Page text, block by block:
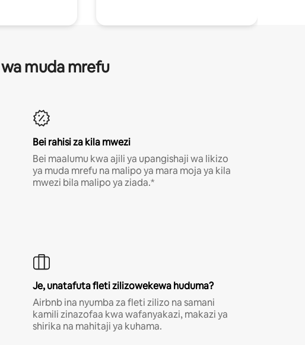
muda mrefu
Bei rahisi za kila mwezi
Bei maalumu kwa ajili ya upangishaji wa likizo
ya muda mrefu na malipo ya mara moja ya kila
mwezi bila malipo ya ziada.*
Je, unatafuta fleti zilizowekewa huduma?
Airbnb ina nyumba za fleti zilizo na samani
kamili zinazofaa kwa wafanyakazi, makazi ya
shirika na mahitaji ya kuhama.